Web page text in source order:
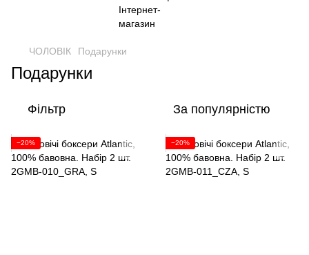
ЧОЛОВІК Подарунки
Подарунки
Фільтр За популярністю
−20% −20%